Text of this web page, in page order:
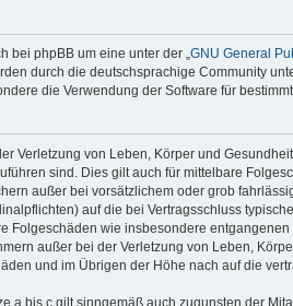
bei phpBB um eine unter der „GNU General
durch die deutschsprachige Community
die Verwendung der Software für
Verletzung von Leben, Körper und
sind. Dies gilt auch für mittelbare
außer bei vorsätzlichem oder grob
auf die bei Vertragsschluss
Folgeschäden wie insbesondere entgangenen
außer bei der Verletzung von Leben,
und im Übrigen der Höhe nach auf die
a bis c gilt sinngemäß auch zugunsten der